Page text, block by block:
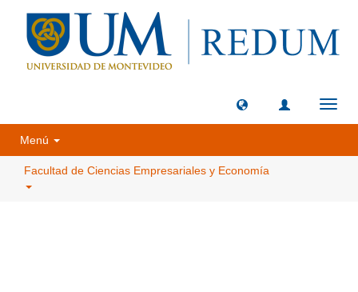
Menú
Facultad de Ciencias Empresariales y Economía